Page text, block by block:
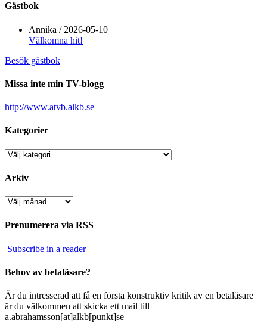
Gästbok
Annika / 2026-05-10
Välkomna hit!
Besök gästbok
Missa inte min TV-blogg
http://www.atvb.alkb.se
Kategorier
Kategorier
Arkiv
Arkiv
Prenumerera via RSS
Subscribe in a reader
Behov av betaläsare?
Är du intresserad att få en första konstruktiv kritik av en betaläsare
är du välkommen att skicka ett mail till
a.abrahamsson[at]alkb[punkt]se